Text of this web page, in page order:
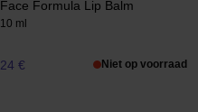
Face Formula Lip Balm
10 ml
24 € Niet op voorraad